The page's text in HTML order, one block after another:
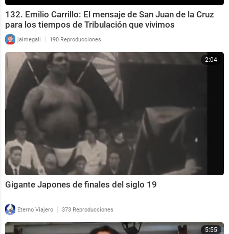
132. Emilio Carrillo: El mensaje de San Juan de la Cruz
para los tiempos de Tribulación que vivimos
jaimegali | 190 Reproducciones
2:04
Gigante Japones de finales del siglo 19
Eterno Viajero | 373 Reproducciones
5:55